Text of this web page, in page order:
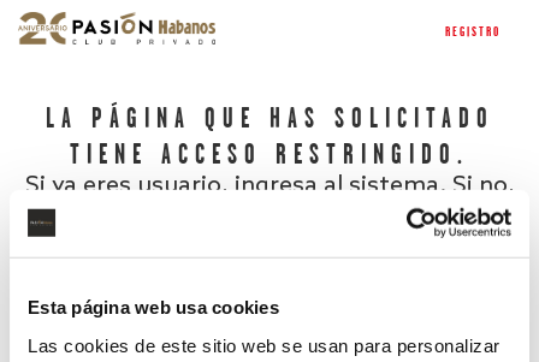
Esta página web usa cookies
Las cookies de este sitio web se usan para personalizar
REGISTRO
LA PÁGINA QUE HAS SOLICITADO
TIENE ACCESO RESTRINGIDO.
Si ya eres usuario, ingresa al sistema. Si no,